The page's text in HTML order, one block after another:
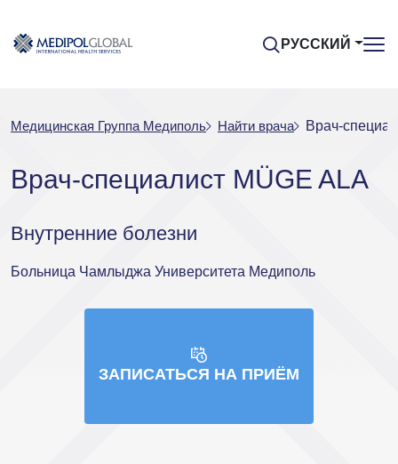
РУССКИЙ
Медицинская Группа Медиполь Найти врача Врач-
Врач-специалист MÜGE ALA
Внутренние болезни
Больница Чамлыджа Университета Медиполь
ЗАПИСАТЬСЯ НА ПРИЁМ